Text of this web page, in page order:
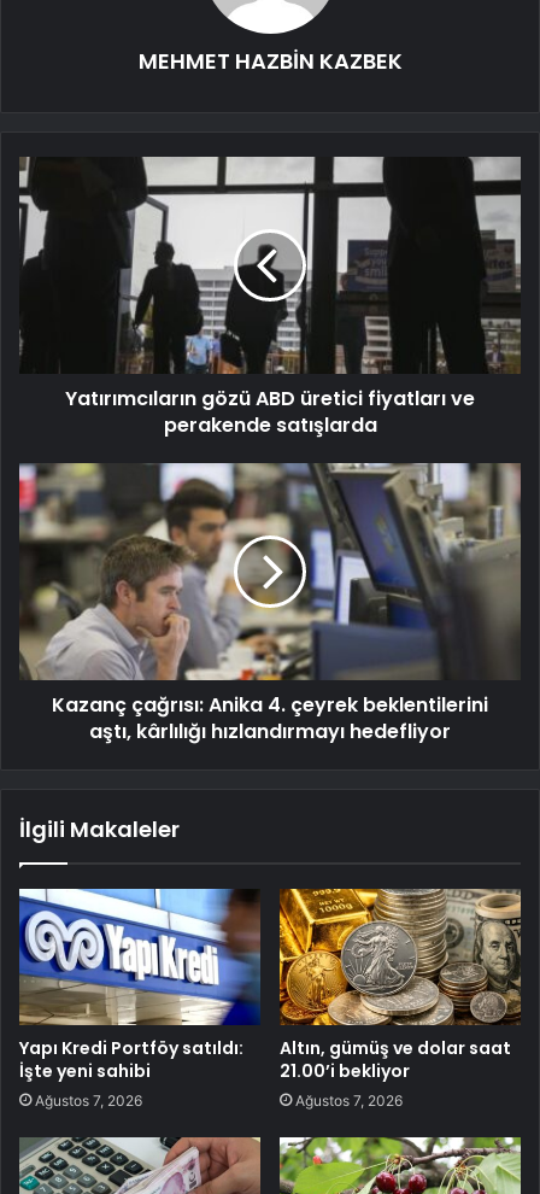
MEHMET HAZBİN KAZBEK
Yatırımcıların gözü ABD üretici fiyatları ve
perakende satışlarda
Kazanç çağrısı: Anika 4. çeyrek beklentilerini
aştı, kârlılığı hızlandırmayı hedefliyor
İlgili Makaleler
Yapı Kredi Portföy satıldı:
İşte yeni sahibi
Ağustos 7, 2026
Altın, gümüş ve dolar saat
21.00’i bekliyor
Ağustos 7, 2026